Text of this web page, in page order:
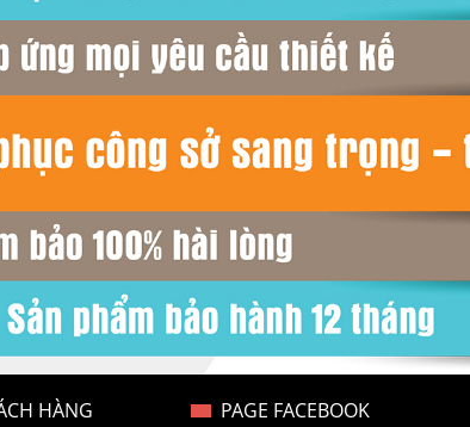
HÀNG PAGE FACEBOOK